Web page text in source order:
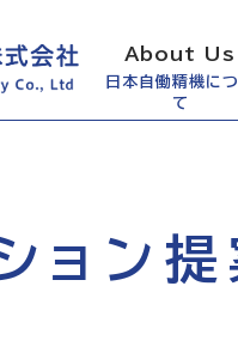
About Us
日本自働精機に
て
ョン提